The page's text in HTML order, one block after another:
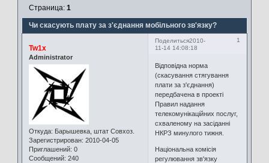
Чи скасують плату за з'єднання мобільного зв'язку?
Страница: 1
Поделиться 1
2010-
11-14 14:08:18
Tw1x
Administrator
Откуда: Барышевка, штат Совхоз.
Зарегистрирован: 2010-04-05
Приглашений: 0
Сообщений: 240
Відповідна норма
(скасування стягування
плати за з'єднання)
передбачена в проекті
Правил надання
телекомунікаційних послуг,
схваленому на засіданні
НКРЗ минулого тижня.
Національна комісія
регулювання зв'язку